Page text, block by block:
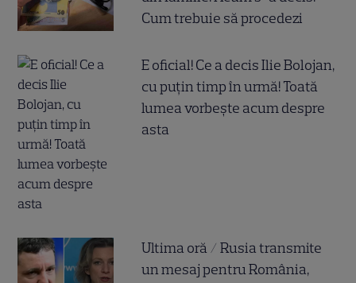
Cum trebuie să procedezi
E oficial! Ce a decis Ilie Bolojan,
cu puțin timp în urmă! Toată
lumea vorbește acum despre
asta
Ultima oră / Rusia transmite
un mesaj pentru România,